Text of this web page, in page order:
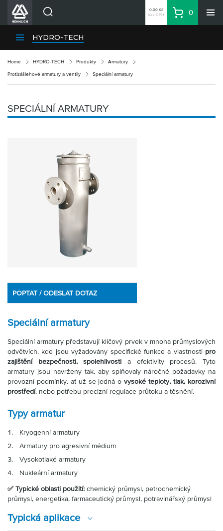
Divize HENNLICH
Blog
O firmě
Přihlásit se
Nákupní seznam
Zone
0,00 Kč
bez DPH
Košík
0
HYDRO-TECH
Home HYDRO-TECH Produkty Armatury
Protizášlehové armatury a ventily Speciální armatury
SPECIÁLNÍ ARMATURY
POPTAT / ODESLAT DOTAZ
Speciální armatury
Speciální armatury představují klíčový prvek v mnoha průmyslových
odvětvích, kde jsou vyžadovány specifické funkce a vlastnostipro
zajištění bezpečnosti, spolehlivosti a efektivity procesů. Tyto
armatury jsou navrženy tak, aby splňovaly náročné požadavky na
provozní podmínky, ať už se jedná o vysoké teploty, tlak, korozivní
prostředí, nebo potřebu precizní regulace průtoku a těsnění.
Typy armatur
Kryogenní armatury
Armatury pro agresivní médium
Vysokotlaké armatury
Nukleární armatury
✅ Typické oblasti použití: chemický průmysl, petrochemický
průmysl, energetika, farmaceutický průmysl, potravinářský průmysl
Typická aplikace